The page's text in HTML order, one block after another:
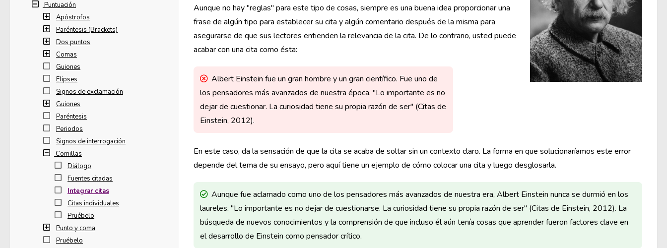
Aunque no hay "reglas" para este tipo de cosas, siempre es una buena idea proporcionar una
frase de algún tipo para establecer su cita y algún comentario después de la misma para
asegurarse de que sus lectores entienden la relevancia de la cita. De lo contrario, usted puede
acabar con una cita como ésta:
Albert Einstein fue un gran hombre y un gran científico. Fue uno de
los pensadores más avanzados de nuestra época. "Lo importante es no
dejar de cuestionar. La curiosidad tiene su propia razón de ser" (Citas de
Einstein, 2012).
En este caso, da la sensación de que la cita se acaba de soltar sin un contexto claro. La forma en que solucionaríamos este error
depende del tema de su ensayo, pero aquí tiene un ejemplo de cómo colocar una cita y luego desglosarla.
Aunque fue aclamado como uno de los pensadores más avanzados de nuestra era, Albert Einstein nunca se durmió en los
laureles. "Lo importante es no dejar de cuestionarse. La curiosidad tiene su propia razón de ser" (Citas de Einstein, 2012). La
búsqueda de nuevos conocimientos y la comprensión de que incluso él aún tenía cosas que aprender fueron factores clave en
el desarrollo de Einstein como pensador crítico.
Puntuación
Apóstrofos
Paréntesis (Brackets)
Dos puntos
Comas
Guiones
Elipses
Signos de exclamación
Guiones
Paréntesis
Periodos
Signos de interrogación
Comillas
Diálogo
Fuentes citadas
Integrar citas
Citas individuales
Pruébelo
Punto y coma
Pruébelo